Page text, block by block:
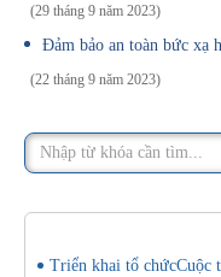
(29 tháng 9 năm 2023)
Đảm bảo an toàn bức xạ
(22 tháng 9 năm 2023)
Triển khai tổ chứcCuộc